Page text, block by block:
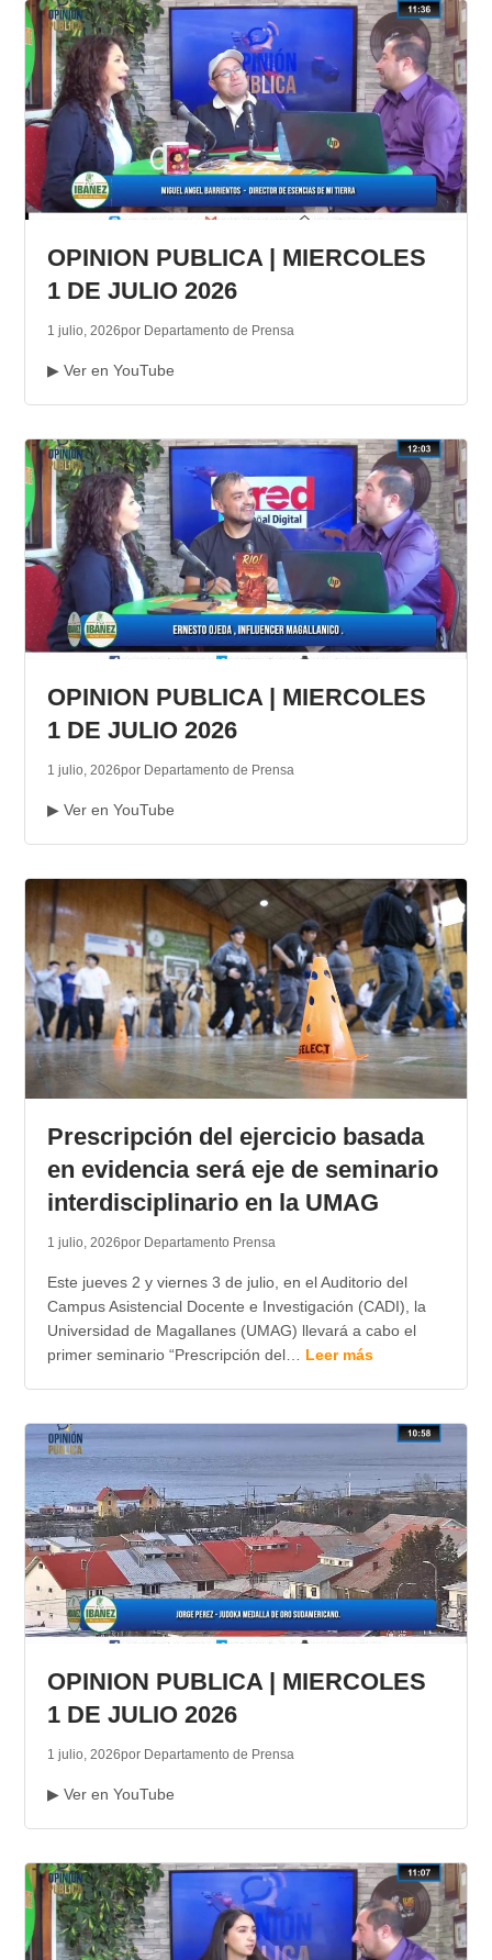
OPINION PUBLICA | MIERCOLES
1 DE JULIO 2026
1 julio, 2026por Departamento de Prensa
▶ Ver en YouTube
OPINION PUBLICA | MIERCOLES
1 DE JULIO 2026
1 julio, 2026por Departamento de Prensa
▶ Ver en YouTube
Prescripción del ejercicio basada
en evidencia será eje de seminario
interdisciplinario en la UMAG
1 julio, 2026por Departamento Prensa
Este jueves 2 y viernes 3 de julio, en el Auditorio del
Campus Asistencial Docente e Investigación (CADI), la
Universidad de Magallanes (UMAG) llevará a cabo el
primer seminario “Prescripción del… Leer más
OPINION PUBLICA | MIERCOLES
1 DE JULIO 2026
1 julio, 2026por Departamento de Prensa
▶ Ver en YouTube